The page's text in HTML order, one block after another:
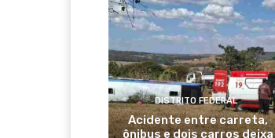
DISTRITO FEDERAL
Acidente entre carreta,
ônibus e dois carros deixa